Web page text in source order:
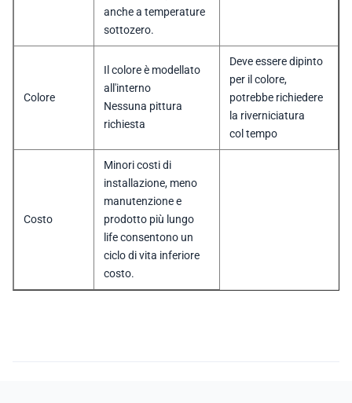
anche a temperature
sottozero.
Colore
Il colore è modellato
all'interno
Nessuna pittura
richiesta
Deve essere dipinto
per il colore,
potrebbe richiedere
la riverniciatura
col tempo
Costo
Minori costi di
installazione, meno
manutenzione e
prodotto più lungo
life consentono un
ciclo di vita inferiore
costo.